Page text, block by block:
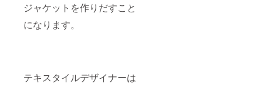
ジャケットを作りだすこと
になります。
テキスタイルデザイナーは